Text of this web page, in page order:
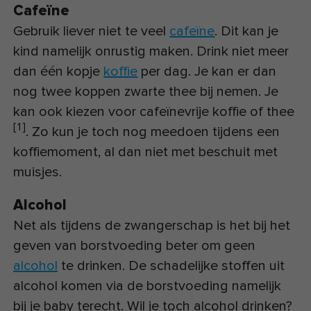
Cafeïne
Gebruik liever niet te veel cafeïne. Dit kan je
kind namelijk onrustig maken. Drink niet meer
dan één kopje koffie per dag. Je kan er dan
nog twee koppen zwarte thee bij nemen. Je
kan ook kiezen voor cafeïnevrije koffie of thee
[1]. Zo kun je toch nog meedoen tijdens een
koffiemoment, al dan niet met beschuit met
muisjes.
Alcohol
Net als tijdens de zwangerschap is het bij het
geven van borstvoeding beter om geen
alcohol te drinken. De schadelijke stoffen uit
alcohol komen via de borstvoeding namelijk
bij je baby terecht. Wil je toch alcohol drinken?